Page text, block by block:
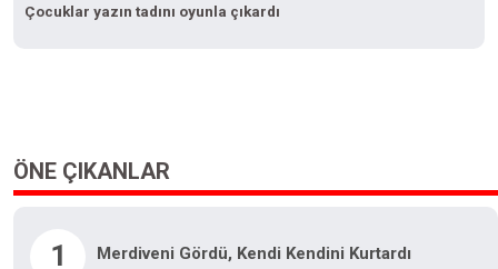
Çocuklar yazın tadını oyunla çıkardı
ÖNE ÇIKANLAR
1 Merdiveni Gördü, Kendi Kendini Kurtardı